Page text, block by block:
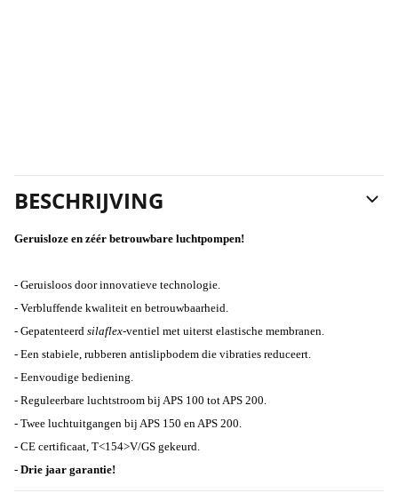
BESCHRIJVING
Geruisloze en zéér betrouwbare luchtpompen!
- Geruisloos door innovatieve technologie.
- Verbluffende kwaliteit en betrouwbaarheid.
- Gepatenteerd silaflex-ventiel met uiterst elastische membranen.
- Een stabiele, rubberen antislipbodem die vibraties reduceert.
- Eenvoudige bediening.
- Reguleerbare luchtstroom bij APS 100 tot APS 200.
- Twee luchtuitgangen bij APS 150 en APS 200.
- CE certificaat, T<154>V/GS gekeurd.
- Drie jaar garantie!